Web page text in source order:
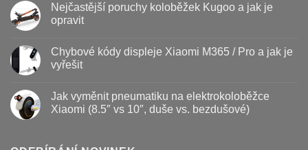
koloběžky
kdy
jak
prodloužit
životnost
u
textu
s
vyměnit
brzdové
destičky
na
koloběžce
Nejčastější poruchy koloběžek Kugoo a jak je
opravit
u
textu
s
poruchy
koloběžek
Kugoo
Chybové kódy displeje Xiaomi M365 / Pro a jak je
vyřešit
textu
s
Jak vyměnit pneumatiku na elektrokoloběžce
Xiaomi (8.5″ vs 10″, duše vs. bezdušové)